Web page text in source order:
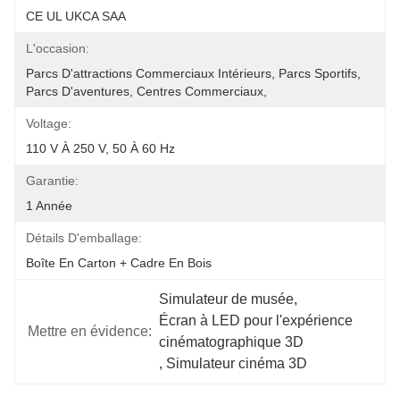
CE UL UKCA SAA
L'occasion:
Parcs D'attractions Commerciaux Intérieurs, Parcs Sportifs,
Parcs D'aventures, Centres Commerciaux,
Voltage:
110 V À 250 V, 50 À 60 Hz
Garantie:
1 Année
Détails D'emballage:
Boîte En Carton + Cadre En Bois
Mettre en évidence:
Simulateur de musée,
Écran à LED pour l'expérience
cinématographique 3D
, Simulateur cinéma 3D